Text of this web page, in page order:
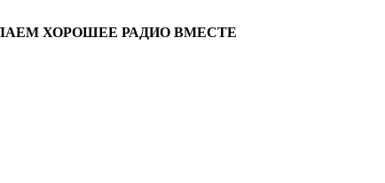
ХОРОШЕЕ РАДИО ВМЕСТЕ